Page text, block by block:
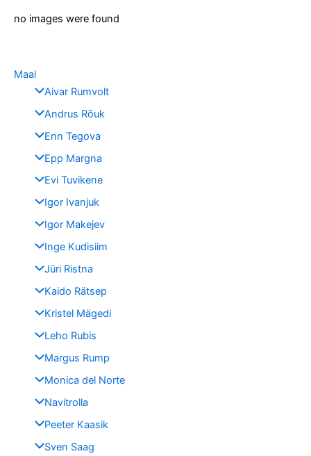
no images were found
Maal
Aivar Rumvolt
Andrus Rõuk
Enn Tegova
Epp Margna
Evi Tuvikene
Igor Ivanjuk
Igor Makejev
Inge Kudisiim
Jüri Ristna
Kaido Rätsep
Kristel Mägedi
Leho Rubis
Margus Rump
Monica del Norte
Navitrolla
Peeter Kaasik
Sven Saag